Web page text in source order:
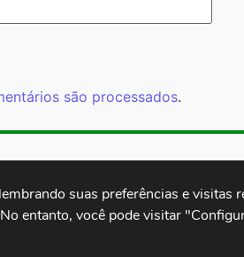
são processados.
Paulo -
suas preferências e visitas
entanto, você pode visitar